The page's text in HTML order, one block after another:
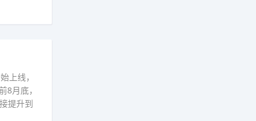
上线，
月底，
提升到